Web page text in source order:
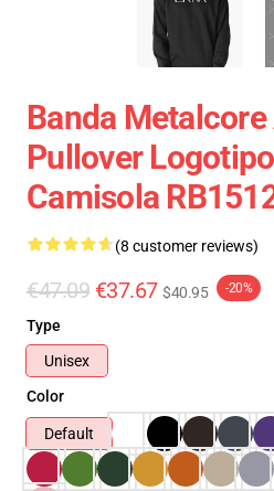
Banda
Pullover
Camisola
(8 customer reviews)
€47.09 €37.67 $40.95 -20%
Type
Unisex
Color
Default